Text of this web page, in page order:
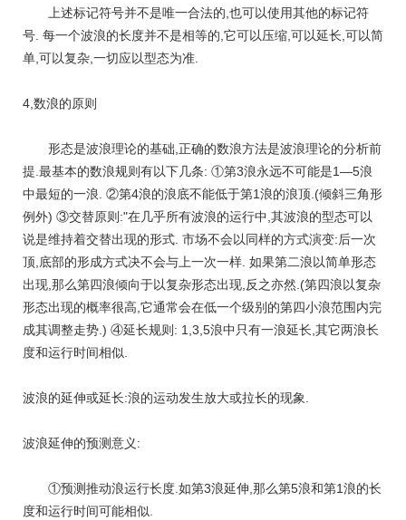
上述标记符号并不是唯一合法的,也可以使用其他的标记符
号. 每一个波浪的长度并不是相等的,它可以压缩,可以延长,可以简
单,可以复杂,一切应以型态为准.
4,数浪的原则
形态是波浪理论的基础,正确的数浪方法是波浪理论的分析前
提.最基本的数浪规则有以下几条: ①第3浪永远不可能是1—5浪
中最短的一浪. ②第4浪的浪底不能低于第1浪的浪顶.(倾斜三角形
例外) ③交替原则:"在几乎所有波浪的运行中,其波浪的型态可以
说是维持着交替出现的形式. 市场不会以同样的方式演变:后一次
顶,底部的形成方式决不会与上一次一样. 如果第二浪以简单形态
出现,那么第四浪倾向于以复杂形态出现,反之亦然.(第四浪以复杂
形态出现的概率很高,它通常会在低一个级别的第四小浪范围内完
成其调整走势.) ④延长规则: 1,3,5浪中只有一浪延长,其它两浪长
度和运行时间相似.
波浪的延伸或延长:浪的运动发生放大或拉长的现象.
波浪延伸的预测意义:
①预测推动浪运行长度.如第3浪延伸,那么第5浪和第1浪的长
度和运行时间可能相似.